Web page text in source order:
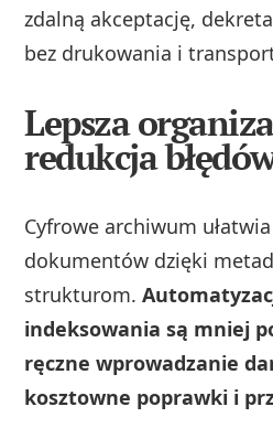
zdalną akceptację,
bez drukowania i
Lepsza
redukcja
Cyfrowe archiwum
dokumentów dzięki
strukturom.
indeksowania są mniej
ręczne wprowadzanie
kosztowne poprawki i